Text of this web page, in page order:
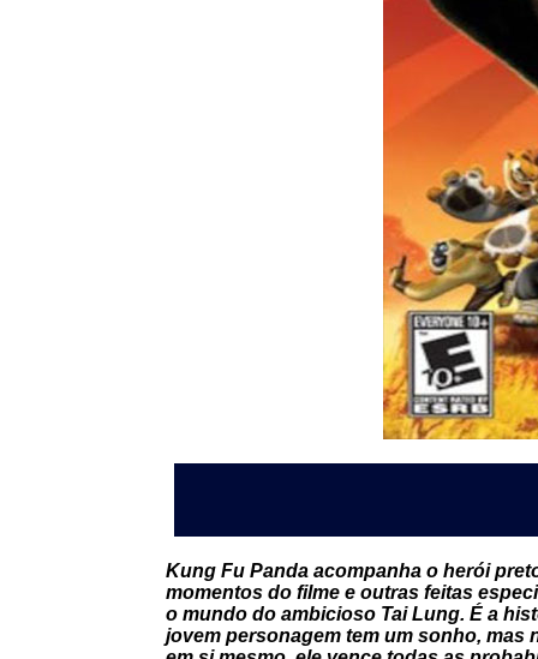
Kung Fu Panda acompanha o herói
momentos do filme e outras feitas
o mundo do ambicioso Tai Lung. É a
jovem personagem tem um sonho, mas